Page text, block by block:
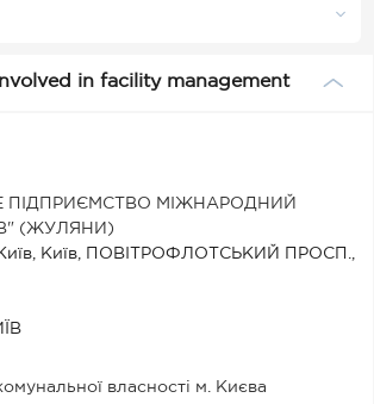
in facility management
ПІДПРИЄМСТВО МІЖНАРОДНИЙ
(ЖУЛЯНИ)
Київ, ПОВІТРОФЛОТСЬКИЙ ПРОСП.,
власності м. Києва